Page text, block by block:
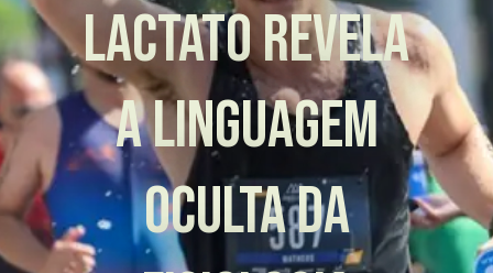
LACTATO REVELA
A LINGUAGEM
OCULTA DA